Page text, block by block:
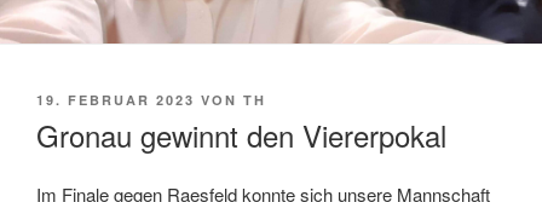
VERÖFFENTLICHT
19. FEBRUAR 2023 VON TH
Gronau gewinnt den Viererpokal
Im Finale gegen Raesfeld konnte sich unsere Mannschaft